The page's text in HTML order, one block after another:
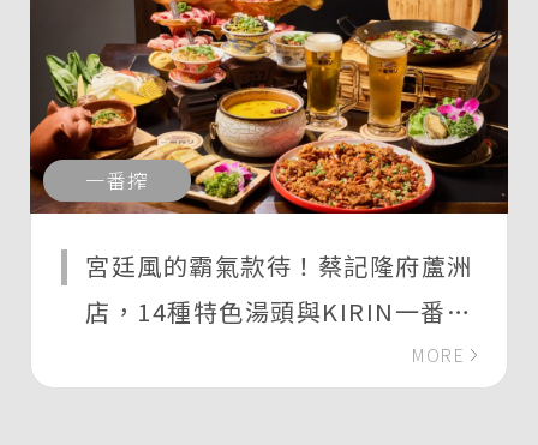
一番搾
宮廷風的霸氣款待！蔡記隆府蘆洲
店，14種特色湯頭與KIRIN一番搾
MORE